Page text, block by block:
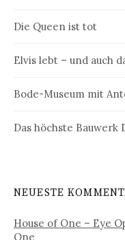
Die Queen ist tot
Elvis lebt – und auch
Bode-Museum mit
Das höchste Bauwerk
NEUESTE
House of One – Eye
One